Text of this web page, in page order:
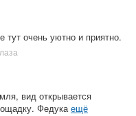
очень уютно и приятно.
вид открывается
Федукаещё